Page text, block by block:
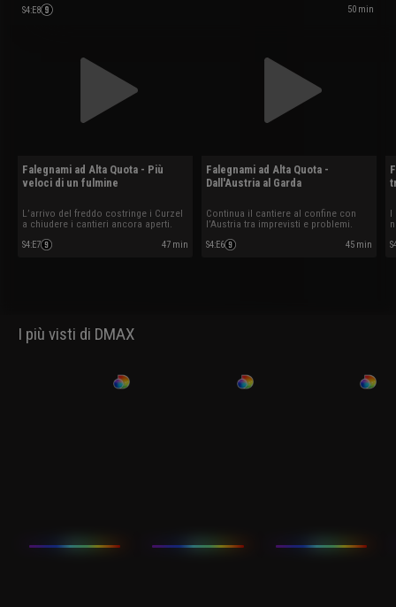
S4:E8 50 min
Falegnami ad Alta Quota - Più
veloci di un fulmine
L’arrivo del freddo costringe i Curzel
a chiudere i cantieri ancora aperti.
S4:E7 47 min
Falegnami ad Alta Quota -
Dall'Austria al Garda
Continua il cantiere al confine con
l’Austria tra imprevisti e problemi.
S4:E6 45 min
I
I più visti di DMAX